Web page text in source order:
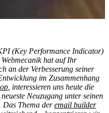
(Key Performance Indicator)
hat auf Ihr
an der Verbesserung seiner
im Zusammenhang
, interessieren uns heute die
Neuzugang unter seinen
Das Thema deremail builder